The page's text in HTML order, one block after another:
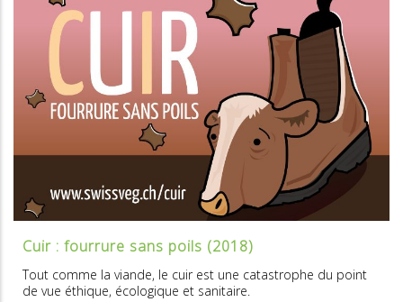
Cuir : fourrure sans poils (2018)
Tout comme la viande, le cuir est une catastrophe du point
de vue éthique, écologique et sanitaire.